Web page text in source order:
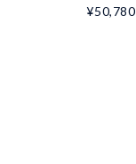
¥50,780